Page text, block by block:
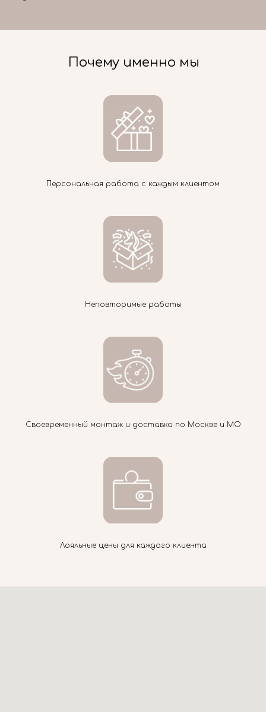
Почему именно мы
Персональная работа с каждым клиентом
Неповторимые работы
Своевременный монтаж и доставка по Москве и МО
Лояльные цены для каждого клиента